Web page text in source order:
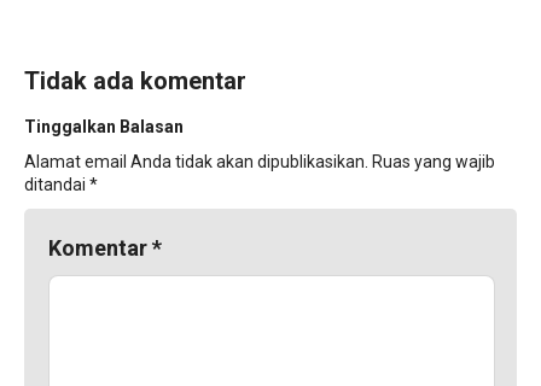
Tidak ada komentar
Tinggalkan Balasan
Alamat email Anda tidak akan dipublikasikan. Ruas yang wajib
ditandai *
Komentar*